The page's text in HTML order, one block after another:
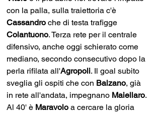
con la palla, sulla traiettoria c'è
Cassandro che di testa trafigge
Colantuono. Terza rete per il centrale
difensivo, anche oggi schierato come
mediano, secondo consecutivo dopo la
perla rifilata all'Agropoli. Il goal subito
sveglia gli ospiti che con Balzano, già
in rete all'andata, impegnano Maiellaro.
Al 40' è Maravolo a cercare la gloria